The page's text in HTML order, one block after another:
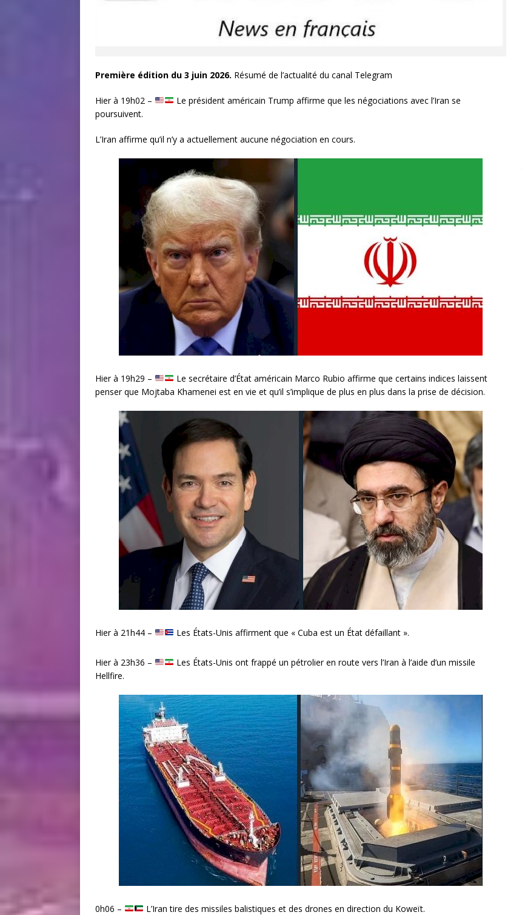
Première édition du 3 juin 2026. Résumé de l’actualité du canal Telegram
Hier à 19h02 –
Le président américain Trump affirme que les négociations avec l’Iran se
poursuivent.
L’Iran affirme qu’il n’y a actuellement aucune négociation en cours.
Hier à 19h29 –
Le secrétaire d’État américain Marco Rubio affirme que certains indices laissent
penser que Mojtaba Khamenei est en vie et qu’il s’implique de plus en plus dans la prise de décision.
Hier à 21h44 – Les États-Unis affirment que « Cuba est un État défaillant ».
Hier à 23h36 –
Les États-Unis ont frappé un pétrolier en route vers l’Iran à l’aide d’un missile
Hellfire.
0h06 – L’Iran tire des missiles balistiques et des drones en direction du Koweït.